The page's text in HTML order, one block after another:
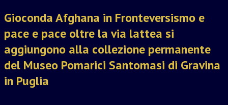
Gioconda Afghana in Fronteversismo e
pace e pace oltre la via lattea si
aggiungono alla collezione permanente
del Museo Pomarici Santomasi di Gravina
in Puglia